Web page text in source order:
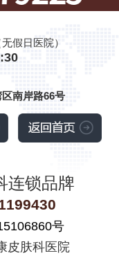
假日医院）
南岸路66号
连锁品牌
号
皮肤科医院